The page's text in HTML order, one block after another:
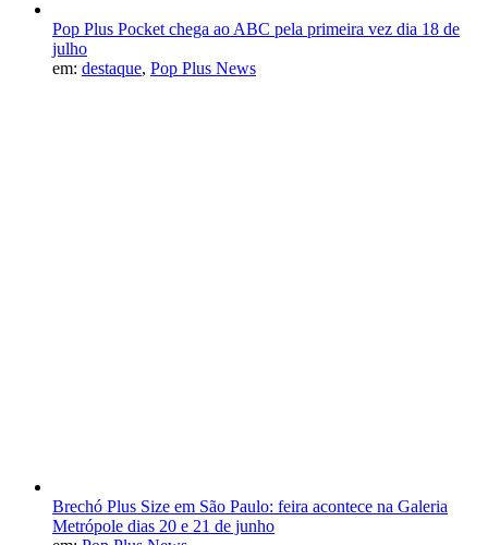
Pop Plus Pocket chega ao ABC pela primeira vez dia 18 de
julho
em: destaque, Pop Plus News
Brechó Plus Size em São Paulo: feira acontece na Galeria
Metrópole dias 20 e 21 de junho